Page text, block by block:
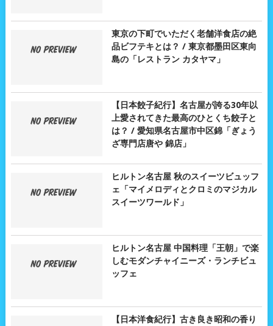
東京の下町でいただく老舗洋食店の絶
品ビフテキとは？ / 東京都墨田区東向
島の「レストラン カタヤマ」
【日本餃子紀行】名古屋が誇る30年以
上愛されてきた最高のひとくち餃子と
は？ / 愛知県名古屋市中区錦「ぎょう
ざ専門店唐や 錦店」
ヒルトン名古屋 秋のスイーツビュッフ
ェ「マイメロディとクロミのマジカル
スイーツワールド」
ヒルトン名古屋 中国料理「王朝」で楽
しむモダンチャイニーズ・ランチビュ
ッフェ
【日本洋食紀行】古き良き昭和の香り